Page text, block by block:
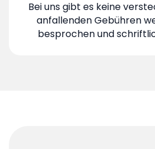
Bei uns gibt es keine
anfallenden Gebühren
besprochen und